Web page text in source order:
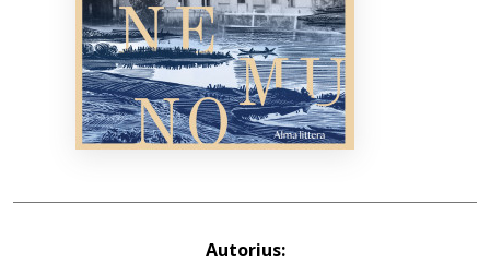
+370 667 80 541
info@elvislab.lt
Autorius: